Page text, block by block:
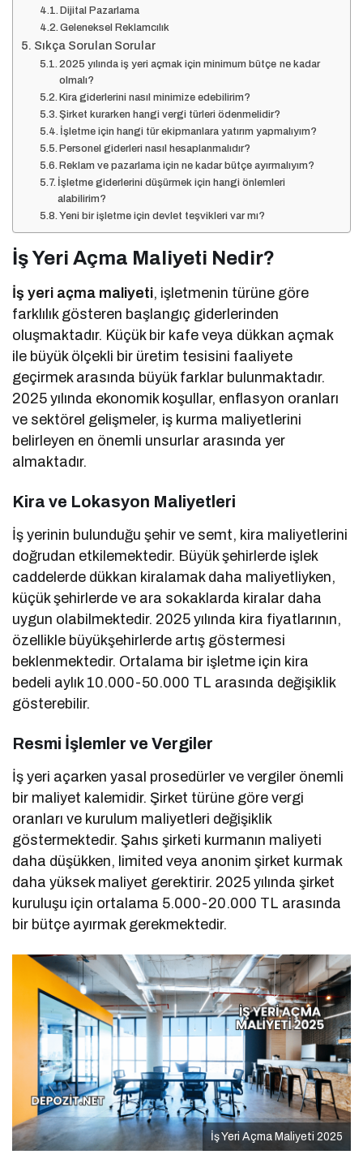
Dijital Pazarlama
Geleneksel Reklamcılık
Sıkça Sorulan Sorular
2025 yılında iş yeri açmak için minimum bütçe ne kadar
olmalı?
Kira giderlerini nasıl minimize edebilirim?
Şirket kurarken hangi vergi türleri ödenmelidir?
İşletme için hangi tür ekipmanlara yatırım yapmalıyım?
Personel giderleri nasıl hesaplanmalıdır?
Reklam ve pazarlama için ne kadar bütçe ayırmalıyım?
İşletme giderlerini düşürmek için hangi önlemleri
alabilirim?
Yeni bir işletme için devlet teşvikleri var mı?
İş Yeri Açma Maliyeti Nedir?
İş yeri açma maliyeti, işletmenin türüne göre
farklılık gösteren başlangıç giderlerinden
oluşmaktadır. Küçük bir kafe veya dükkan açmak
ile büyük ölçekli bir üretim tesisini faaliyete
geçirmek arasında büyük farklar bulunmaktadır.
2025 yılında ekonomik koşullar, enflasyon oranları
ve sektörel gelişmeler, iş kurma maliyetlerini
belirleyen en önemli unsurlar arasında yer
almaktadır.
Kira ve Lokasyon Maliyetleri
İş yerinin bulunduğu şehir ve semt, kira maliyetlerini
doğrudan etkilemektedir. Büyük şehirlerde işlek
caddelerde dükkan kiralamak daha maliyetliyken,
küçük şehirlerde ve ara sokaklarda kiralar daha
uygun olabilmektedir. 2025 yılında kira fiyatlarının,
özellikle büyükşehirlerde artış göstermesi
beklenmektedir. Ortalama bir işletme için kira
bedeli aylık 10.000-50.000 TL arasında değişiklik
gösterebilir.
Resmi İşlemler ve Vergiler
İş yeri açarken yasal prosedürler ve vergiler önemli
bir maliyet kalemidir. Şirket türüne göre vergi
oranları ve kurulum maliyetleri değişiklik
göstermektedir. Şahıs şirketi kurmanın maliyeti
daha düşükken, limited veya anonim şirket kurmak
daha yüksek maliyet gerektirir. 2025 yılında şirket
kuruluşu için ortalama 5.000-20.000 TL arasında
bir bütçe ayırmak gerekmektedir.
İş Yeri Açma Maliyeti 2025